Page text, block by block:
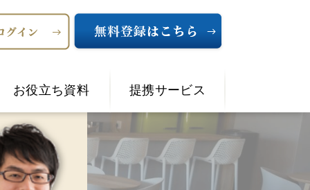
お役立ち資料 提携サービス